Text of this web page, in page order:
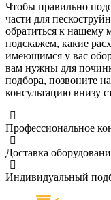
Чтобы правильно
части для
обратиться к нашему
подскажем, какие
имеющимся у вас
вам нужны для
подбора, позвоните
консультацию внизу
Профессиональное
Доставка
Индивидуальный